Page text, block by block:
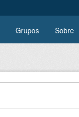
Grupos Sobre